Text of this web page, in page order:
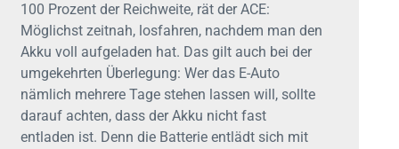
100 Prozent der Reichweite, rät der ACE:
Möglichst zeitnah, losfahren, nachdem man den
Akku voll aufgeladen hat. Das gilt auch bei der
umgekehrten Überlegung: Wer das E-Auto
nämlich mehrere Tage stehen lassen will, sollte
darauf achten, dass der Akku nicht fast
entladen ist. Denn die Batterie entlädt sich mit